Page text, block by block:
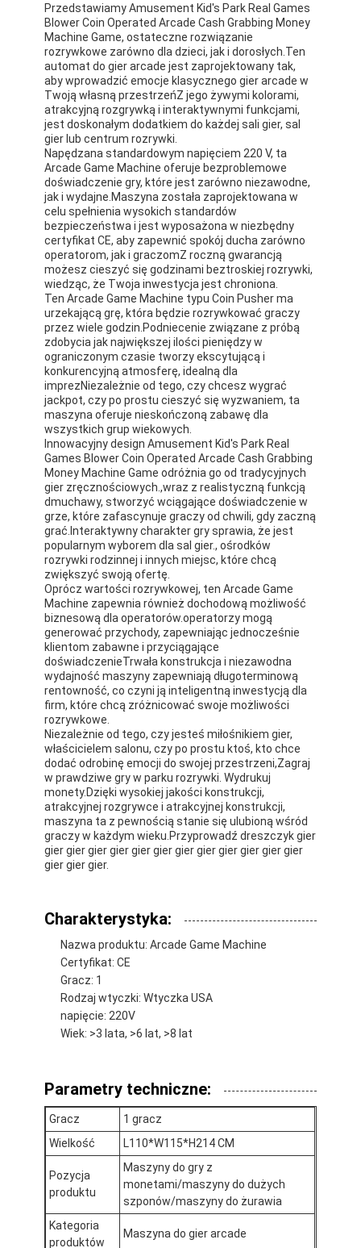
Do domu
Produkty
O nas
Kontrola jakości
Skontaktuj się z nami
Nowości
Maszyna do zabawek z pazurami
Maszyna do waty cukrowej
młotek uderzający w automat do gier
Maszyna do gry w koszykówkę
Przedstawiamy Amusement Kid's Park Real Games
Blower Coin Operated Arcade Cash Grabbing Money
Machine Game, ostateczne rozwiązanie
rozrywkowe zarówno dla dzieci, jak i dorosłych.Ten
automat do gier arcade jest zaprojektowany tak,
aby wprowadzić emocje klasycznego gier arcade w
Twoją własną przestrzeńZ jego żywymi kolorami,
atrakcyjną rozgrywką i interaktywnymi funkcjami,
jest doskonałym dodatkiem do każdej sali gier, sal
gier lub centrum rozrywki.
Napędzana standardowym napięciem 220 V, ta
Arcade Game Machine oferuje bezproblemowe
doświadczenie gry, które jest zarówno niezawodne,
jak i wydajne.Maszyna została zaprojektowana w
celu spełnienia wysokich standardów
bezpieczeństwa i jest wyposażona w niezbędny
certyfikat CE, aby zapewnić spokój ducha zarówno
operatorom, jak i graczomZ roczną gwarancją
możesz cieszyć się godzinami beztroskiej rozrywki,
wiedząc, że Twoja inwestycja jest chroniona.
Ten Arcade Game Machine typu Coin Pusher ma
urzekającą grę, która będzie rozrywkować graczy
przez wiele godzin.Podniecenie związane z próbą
zdobycia jak największej ilości pieniędzy w
ograniczonym czasie tworzy ekscytującą i
konkurencyjną atmosferę, idealną dla
imprezNiezależnie od tego, czy chcesz wygrać
jackpot, czy po prostu cieszyć się wyzwaniem, ta
maszyna oferuje nieskończoną zabawę dla
wszystkich grup wiekowych.
Innowacyjny design Amusement Kid's Park Real
Games Blower Coin Operated Arcade Cash Grabbing
Money Machine Game odróżnia go od tradycyjnych
gier zręcznościowych.,wraz z realistyczną funkcją
dmuchawy, stworzyć wciągające doświadczenie w
grze, które zafascynuje graczy od chwili, gdy zaczną
grać.Interaktywny charakter gry sprawia, że jest
popularnym wyborem dla sal gier., ośrodków
rozrywki rodzinnej i innych miejsc, które chcą
zwiększyć swoją ofertę.
Oprócz wartości rozrywkowej, ten Arcade Game
Machine zapewnia również dochodową możliwość
biznesową dla operatorów.operatorzy mogą
generować przychody, zapewniając jednocześnie
klientom zabawne i przyciągające
doświadczenieTrwała konstrukcja i niezawodna
wydajność maszyny zapewniają długoterminową
rentowność, co czyni ją inteligentną inwestycją dla
firm, które chcą zróżnicować swoje możliwości
rozrywkowe.
Niezależnie od tego, czy jesteś miłośnikiem gier,
właścicielem salonu, czy po prostu ktoś, kto chce
dodać odrobinę emocji do swojej przestrzeni,Zagraj
w prawdziwe gry w parku rozrywki. Wydrukuj
monety.Dzięki wysokiej jakości konstrukcji,
atrakcyjnej rozgrywce i atrakcyjnej konstrukcji,
maszyna ta z pewnością stanie się ulubioną wśród
graczy w każdym wieku.Przyprowadź dreszczyk gier
gier gier gier gier gier gier gier gier gier gier gier gier
gier gier gier.
Charakterystyka:
Nazwa produktu: Arcade Game Machine
Certyfikat: CE
Gracz: 1
Rodzaj wtyczki: Wtyczka USA
napięcie: 220V
Wiek: >3 lata, >6 lat, >8 lat
Parametry techniczne:
Gracz
1 gracz
Wielkość
L110*W115*H214 CM
Pozycja
produktu
Maszyny do gry z
monetami/maszyny do dużych
szponów/maszyny do żurawia
Kategoria
produktów
Maszyna do gier arcade